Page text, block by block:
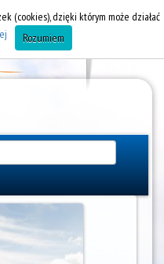
dzięki którym może działać
Rozumiem